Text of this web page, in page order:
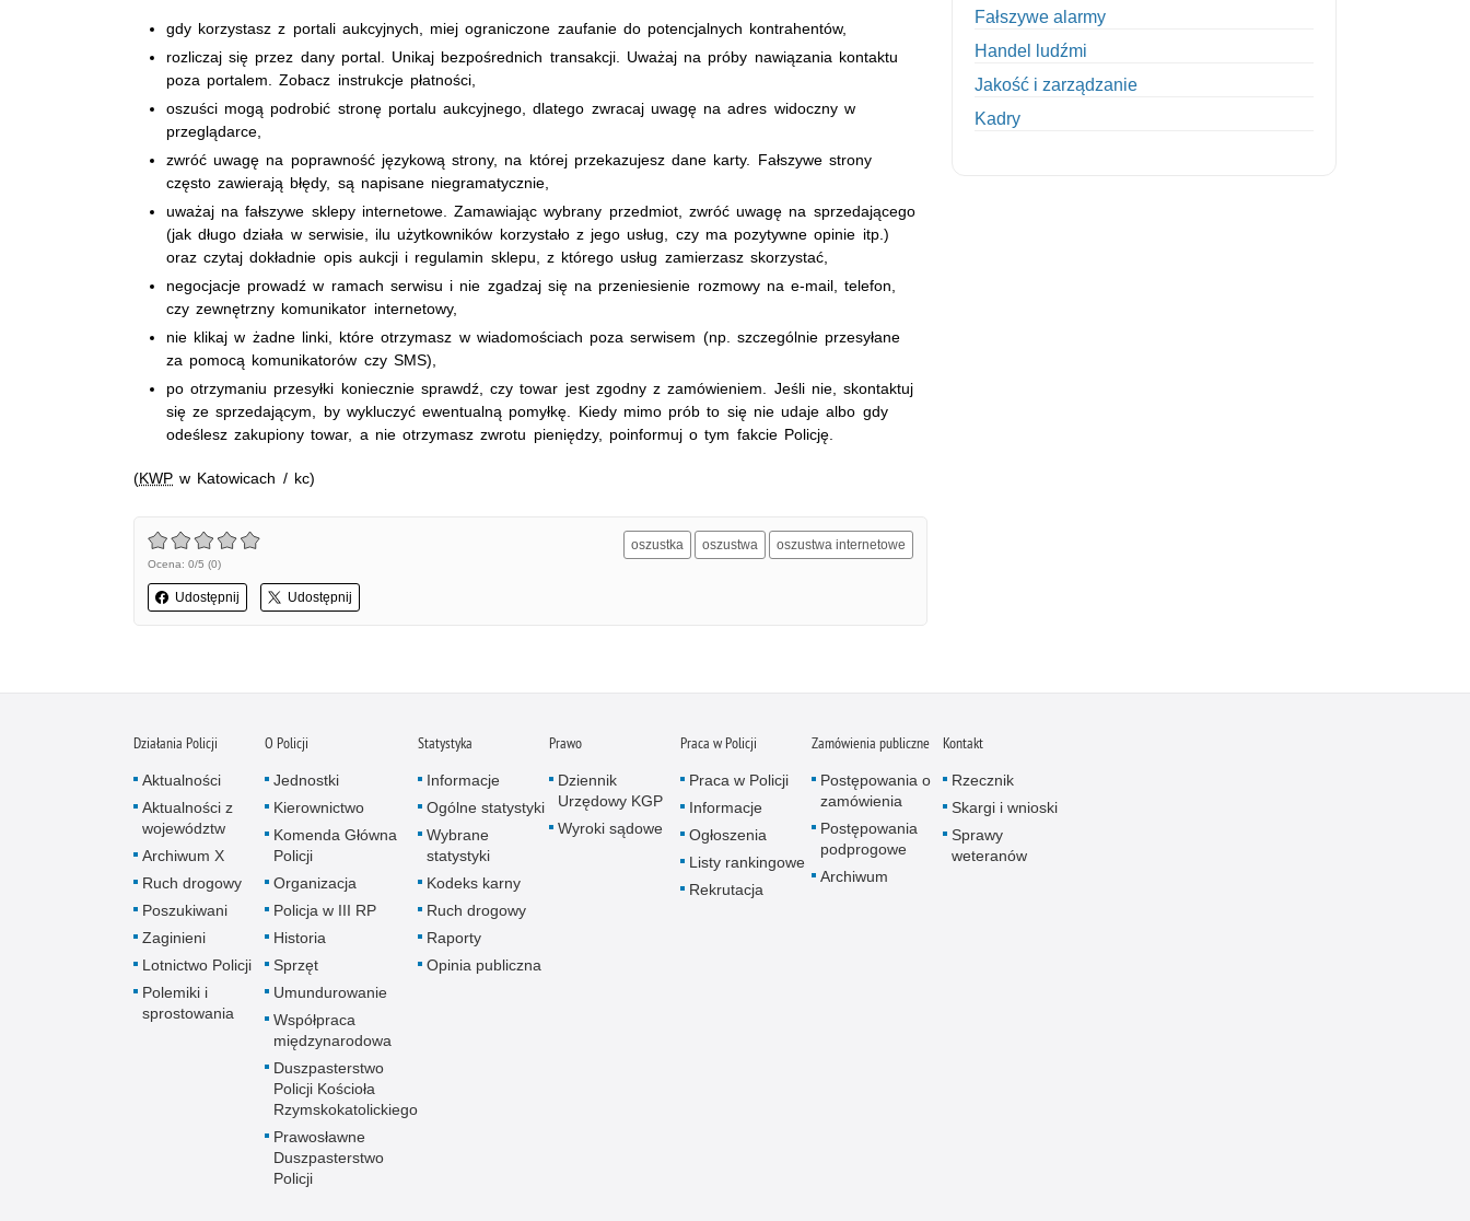
gdy korzystasz z portali aukcyjnych, miej ograniczone zaufanie do potencjalnych kontrahentów,
rozliczaj się przez dany portal. Unikaj bezpośrednich transakcji. Uważaj na próby nawiązania kontaktu
poza portalem. Zobacz instrukcje płatności,
oszuści mogą podrobić stronę portalu aukcyjnego, dlatego zwracaj uwagę na adres widoczny w
przeglądarce,
zwróć uwagę na poprawność językową strony, na której przekazujesz dane karty. Fałszywe strony
często zawierają błędy, są napisane niegramatycznie,
uważaj na fałszywe sklepy internetowe. Zamawiając wybrany przedmiot, zwróć uwagę na sprzedającego
(jak długo działa w serwisie, ilu użytkowników korzystało z jego usług, czy ma pozytywne opinie itp.)
oraz czytaj dokładnie opis aukcji i regulamin sklepu, z którego usług zamierzasz skorzystać,
negocjacje prowadź w ramach serwisu i nie zgadzaj się na przeniesienie rozmowy na e-mail, telefon,
czy zewnętrzny komunikator internetowy,
nie klikaj w żadne linki, które otrzymasz w wiadomościach poza serwisem (np. szczególnie przesyłane
za pomocą komunikatorów czy SMS),
po otrzymaniu przesyłki koniecznie sprawdź, czy towar jest zgodny z zamówieniem. Jeśli nie, skontaktuj
się ze sprzedającym, by wykluczyć ewentualną pomyłkę. Kiedy mimo prób to się nie udaje albo gdy
odeślesz zakupiony towar, a nie otrzymasz zwrotu pieniędzy, poinformuj o tym fakcie Policję.
(KWP w Katowicach / kc)
Ocena: 0/5 (0)
Udostępnij Udostępnij
oszustka oszustwa oszustwa internetowe
Fałszywe alarmy
Handel ludźmi
Jakość i zarządzanie
Kadry
Oszustwa
Pedofilia, pornografia dziecięca
Działania Policji
Aktualności
Aktualności z
województw
Archiwum X
Ruch drogowy
Poszukiwani
Zaginieni
Lotnictwo Policji
Polemiki i
sprostowania
O Policji
Jednostki
Kierownictwo
Komenda Główna
Policji
Organizacja
Policja w III RP
Historia
Sprzęt
Umundurowanie
Współpraca
międzynarodowa
Duszpasterstwo
Policji Kościoła
Rzymskokatolickiego
Prawosławne
Duszpasterstwo
Policji
Statystyka
Informacje
Ogólne statystyki
Wybrane
statystyki
Kodeks karny
Ruch drogowy
Raporty
Opinia publiczna
Prawo
Dziennik
Urzędowy KGP
Wyroki sądowe
Praca w Policji
Praca w Policji
Informacje
Ogłoszenia
Listy rankingowe
Rekrutacja
Zamówienia publiczne
Postępowania o
zamówienia
Postępowania
podprogowe
Archiwum
Kontakt
Rzecznik
Skargi i wnioski
Sprawy
weteranów